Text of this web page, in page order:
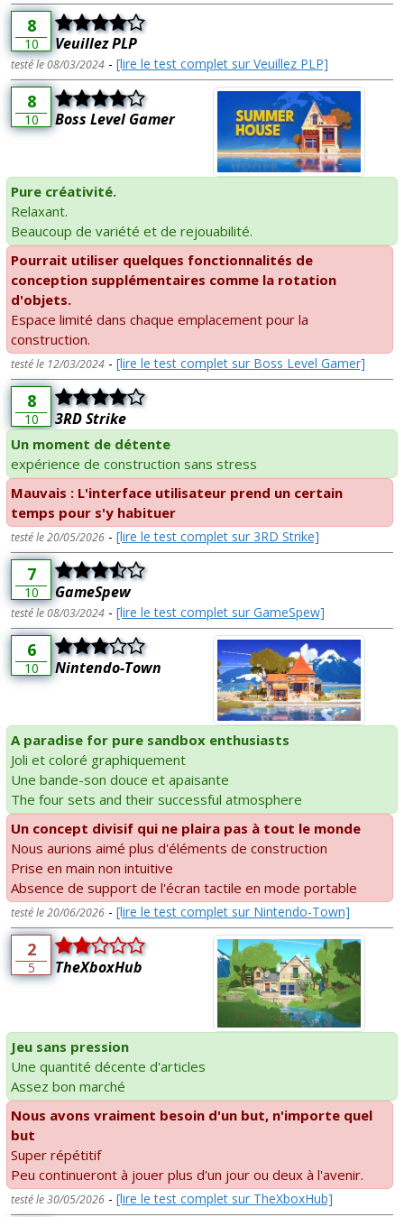
8
10 Veuillez PLP
testé le 08/03/2024 - [lire le test complet sur Veuillez PLP]
8
10 Boss Level Gamer
Pure créativité.
Relaxant.
Beaucoup de variété et de rejouabilité.
Pourrait utiliser quelques fonctionnalités de
conception supplémentaires comme la rotation
d'objets.
Espace limité dans chaque emplacement pour la
construction.
testé le 12/03/2024 - [lire le test complet sur Boss Level Gamer]
8
10 3RD Strike
Un moment de détente
expérience de construction sans stress
Mauvais : L'interface utilisateur prend un certain
temps pour s'y habituer
testé le 20/05/2026 - [lire le test complet sur 3RD Strike]
7
10 GameSpew
testé le 08/03/2024 - [lire le test complet sur GameSpew]
6
10 Nintendo-Town
A paradise for pure sandbox enthusiasts
Joli et coloré graphiquement
Une bande-son douce et apaisante
The four sets and their successful atmosphere
Un concept divisif qui ne plaira pas à tout le monde
Nous aurions aimé plus d'éléments de construction
Prise en main non intuitive
Absence de support de l'écran tactile en mode portable
testé le 20/06/2026 - [lire le test complet sur Nintendo-Town]
2
5 TheXboxHub
Jeu sans pression
Une quantité décente d'articles
Assez bon marché
Nous avons vraiment besoin d'un but, n'importe quel
but
Super répétitif
Peu continueront à jouer plus d'un jour ou deux à l'avenir.
testé le 30/05/2026 - [lire le test complet sur TheXboxHub]